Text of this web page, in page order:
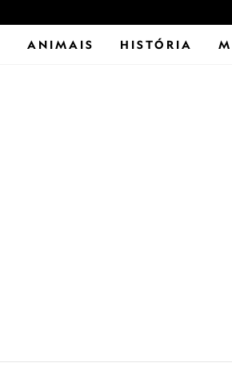
ANIMAIS HISTÓRIA